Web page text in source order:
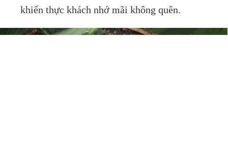
khiến thực khách nhớ mãi không quên.